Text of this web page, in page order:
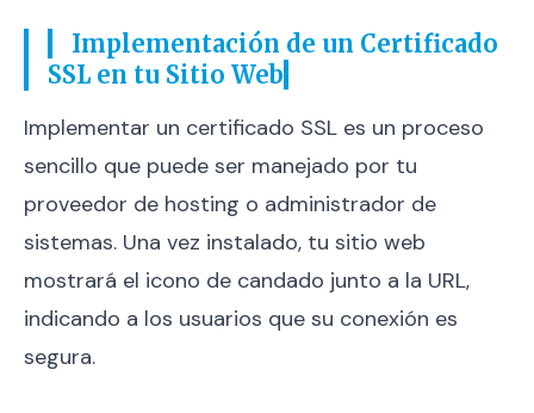
Implementación de un Certificado
SSL en tu Sitio Web
Implementar un certificado SSL es un proceso
sencillo que puede ser manejado por tu
proveedor de hosting o administrador de
sistemas. Una vez instalado, tu sitio web
mostrará el icono de candado junto a la URL,
indicando a los usuarios que su conexión es
segura.